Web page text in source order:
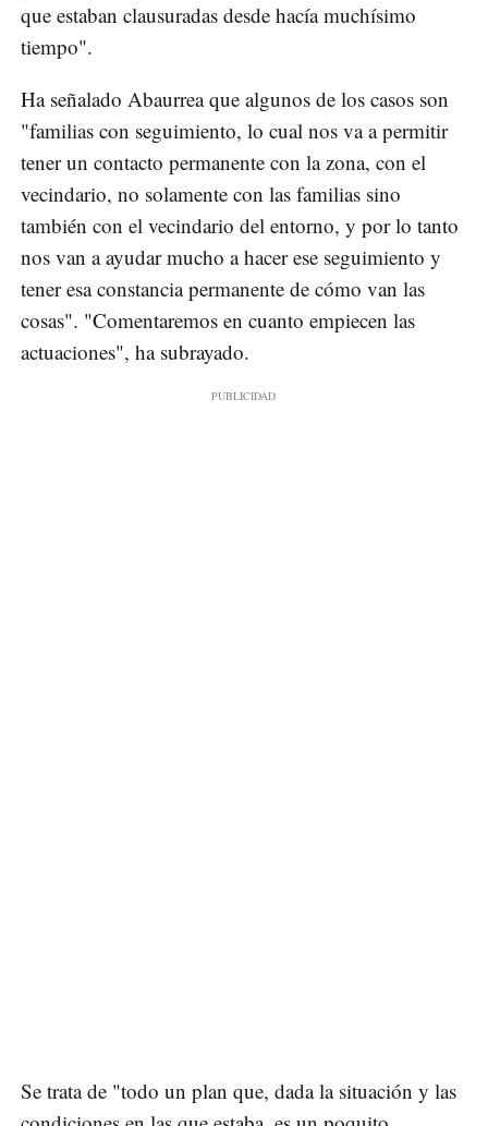
que estaban clausuradas desde hacía muchísimo
tiempo".
Ha señalado Abaurrea que algunos de los casos son
"familias con seguimiento, lo cual nos va a permitir
tener un contacto permanente con la zona, con el
vecindario, no solamente con las familias sino
también con el vecindario del entorno, y por lo tanto
nos van a ayudar mucho a hacer ese seguimiento y
tener esa constancia permanente de cómo van las
cosas". "Comentaremos en cuanto empiecen las
actuaciones", ha subrayado.
Se trata de "todo un plan que, dada la situación y las